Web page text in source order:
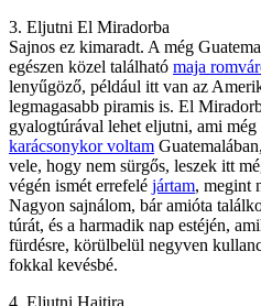
3. Eljutni El Miradorba
Sajnos ez kimaradt. A még
egészen közel található maja
lenyűgöző, például itt van az
legmagasabb piramis is. El
gyalogtúrával lehet eljutni, ami
karácsonykor voltam
vele, hogy nem sürgős, leszek itt
végén ismét errefelé jártam, megint
Nagyon sajnálom, bár amióta
túrát, és a harmadik nap estéjén,
fürdésre, körülbelül negyven
fokkal kevésbé.
4. Eljutni Haitira